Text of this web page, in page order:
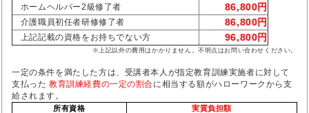
ホームヘルパー2級修了者 86,800円
介護職員初任者研修修了者 86,800円
上記記載の資格をお持ちでない方 96,800円
※上記以外の費用はかかりません。不明点はお問い合わせください。
一定の条件を満たした方は、受講者本人が指定教育訓練実施者に対して
支払った 教育訓練経費の一定の割合に相当する額がハローワークから支
給されます。
所有資格 実質負担額